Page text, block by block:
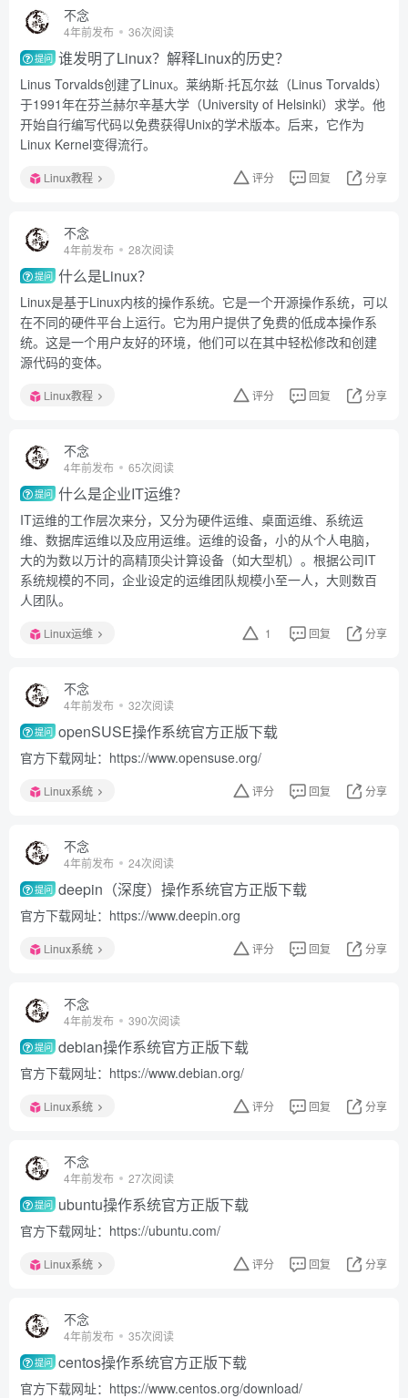
不念
4年前发布 36次阅读
提问 谁发明了Linux？解释Linux的历史？
Linus Torvalds创建了Linux。莱纳斯·托瓦尔兹（Linus Torvalds）
于1991年在芬兰赫尔辛基大学（University of Helsinki）求学。他
开始自行编写代码以免费获得Unix的学术版本。后来，它作为
Linux Kernel变得流行。
Linux教程 评分 回复 分享
不念
4年前发布 28次阅读
提问 什么是Linux？
Linux是基于Linux内核的操作系统。它是一个开源操作系统，可以
在不同的硬件平台上运行。它为用户提供了免费的低成本操作系
统。这是一个用户友好的环境，他们可以在其中轻松修改和创建
源代码的变体。
Linux教程 评分 回复 分享
不念
4年前发布 65次阅读
提问 什么是企业IT运维？
IT运维的工作层次来分，又分为硬件运维、桌面运维、系统运
维、数据库运维以及应用运维。运维的设备，小的从个人电脑，
大的为数以万计的高精顶尖计算设备（如大型机）。根据公司IT
系统规模的不同，企业设定的运维团队规模小至一人，大则数百
人团队。
Linux运维 1 回复 分享
不念
4年前发布 32次阅读
提问 openSUSE操作系统官方正版下载
官方下载网址：https://www.opensuse.org/
Linux系统 评分 回复 分享
不念
4年前发布 24次阅读
提问 deepin（深度）操作系统官方正版下载
官方下载网址：https://www.deepin.org
Linux系统 评分 回复 分享
不念
4年前发布 390次阅读
提问 debian操作系统官方正版下载
官方下载网址：https://www.debian.org/
Linux系统 评分 回复 分享
不念
4年前发布 27次阅读
提问 ubuntu操作系统官方正版下载
官方下载网址：https://ubuntu.com/
Linux系统 评分 回复 分享
不念
4年前发布 35次阅读
提问 centos操作系统官方正版下载
官方下载网址：https://www.centos.org/download/